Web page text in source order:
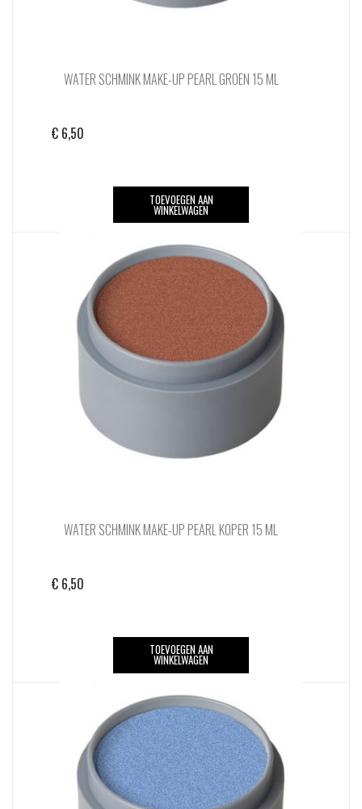
WATER SCHMINK MAKE-UP PEARL GROEN 15 ML
€ 6,50
TOEVOEGEN AAN
WINKELWAGEN
WATER SCHMINK MAKE-UP PEARL KOPER 15 ML
€ 6,50
TOEVOEGEN AAN
WINKELWAGEN